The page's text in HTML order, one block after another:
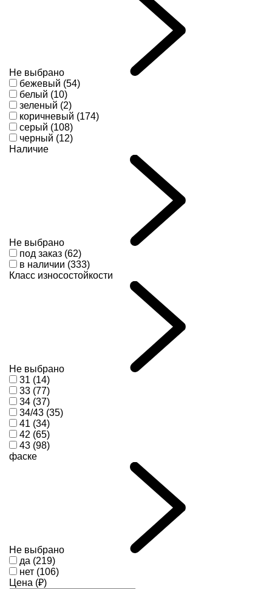
Не выбрано
бежевый (54)
белый (10)
зеленый (2)
коричневый (174)
серый (108)
черный (12)
Наличие
Не выбрано
под заказ (62)
в наличии (333)
Класс износостойкости
Не выбрано
31 (14)
33 (77)
34 (37)
34/43 (35)
41 (34)
42 (65)
43 (98)
фаске
Не выбрано
да (219)
нет (106)
Цена (₽)